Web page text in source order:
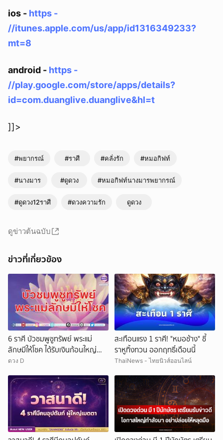
ios - https -
//itunes.apple.com/us/app/id1316349233?
mt=8
android - https -
//play.google.com/store/apps/details?
id=com.duanglive.duanglive&hl=t
]]>
#พยากรณ์ #ราศี #คลั่งรัก #หมอกิฟท์
#นางมาร #ดูดวง #หมอกิฟท์นางมารพยากรณ์
#ดูดวง12ราศี #ดวงความรัก ดูดวง
ดูข่าวต้นฉบับ
ข่าวที่เกี่ยวข้อง
6 ราศี บัวชมพูชูทรัพย์ พระแม่
ลักษมีให้โชค ได้รับเงินก้อนใหญ่
ลาภลอยฟลุกๆ
ดวง D
สะเทือนแรง 1 ราศี! "หมอช้าง" ชี้
ราหูทิ้งทวน ออกฤทธิ์เดือนนี้
ThaiNews - ไทยนิวส์ออนไลน์
ยกเลิก